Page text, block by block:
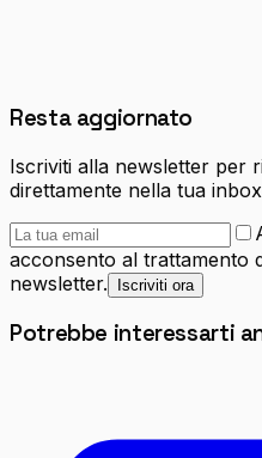
Resta aggiornato
Iscriviti alla newsletter per
direttamente nella tua
acconsento al trattamento
newsletter.
Iscriviti ora
Potrebbe interessarti